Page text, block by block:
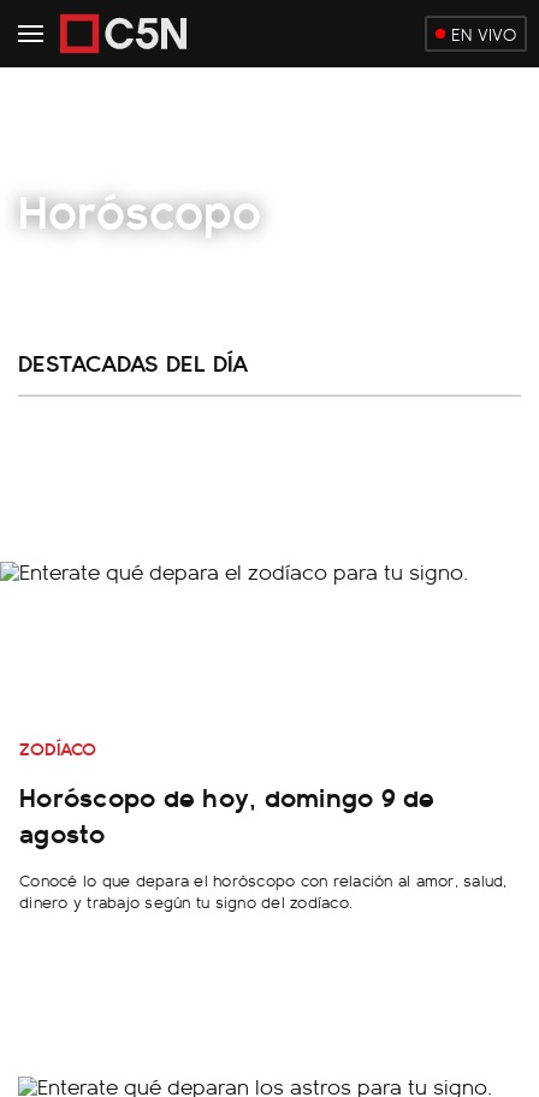
EN VIVO
Horóscopo
DESTACADAS DEL DÍA
ZODÍACO
Horóscopo de hoy, domingo 9 de
agosto
Conocé lo que depara el horóscopo con relación al amor, salud,
dinero y trabajo según tu signo del zodíaco.